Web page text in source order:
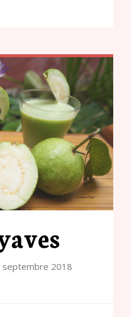
septembre 2018